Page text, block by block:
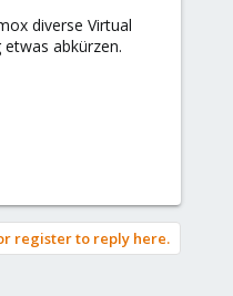
diverse Virtual
abkürzen.
register to reply here.